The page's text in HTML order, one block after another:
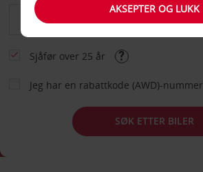
Sjåfør over 25 år
Jeg har en rabattkode (AWD)-nummer
SØK ETTER BILER
AKSEPTER OG LUKK